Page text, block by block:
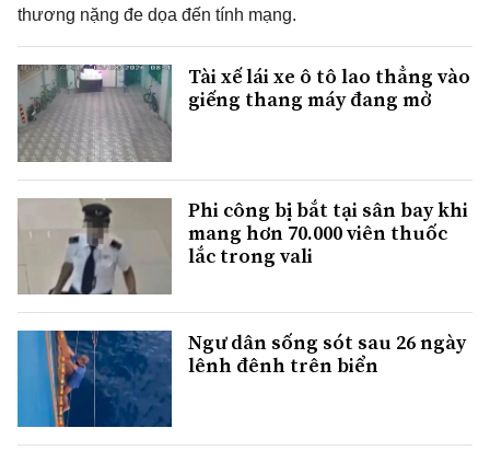
thương nặng đe dọa đến tính mạng.
Tài xế lái xe ô tô lao thẳng vào
giếng thang máy đang mở
Phi công bị bắt tại sân bay khi
mang hơn 70.000 viên thuốc
lắc trong vali
Ngư dân sống sót sau 26 ngày
lênh đênh trên biển